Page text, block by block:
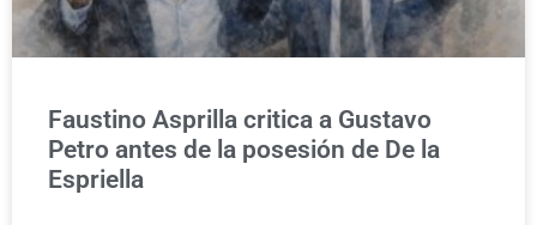
Faustino Asprilla critica a Gustavo
Petro antes de la posesión de De la
Espriella